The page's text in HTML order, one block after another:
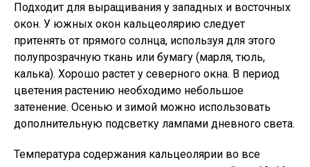
Подходит для выращивания у западных и восточных
окон. У южных окон кальцеолярию следует
притенять от прямого солнца, используя для этого
полупрозрачную ткань или бумагу (марля, тюль,
калька). Хорошо растет у северного окна. В период
цветения растению необходимо небольшое
затенение. Осенью и зимой можно использовать
дополнительную подсветку лампами дневного света.
Температура содержания кальцеолярии во все